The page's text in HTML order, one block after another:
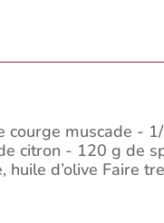
muscade -
citron - 120 g de
d’olive Faire